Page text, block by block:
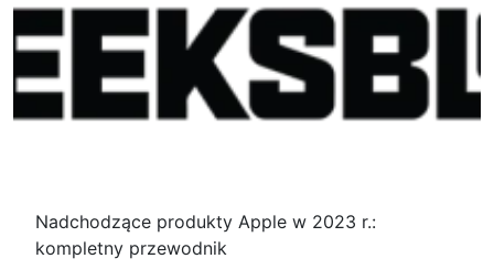
Nadchodzące produkty Apple w 2023 r.:
kompletny przewodnik